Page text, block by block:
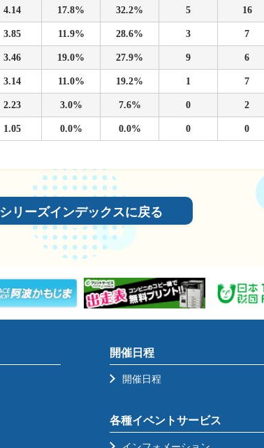
4.14 17.8% 32.2% 5 16
3.85 11.9% 28.6% 3 7
3.46 19.0% 27.9% 9 6
3.14 11.0% 19.2% 1 7
2.23 3.0% 7.6% 0 2
1.05 0.0% 0.0% 0 0
シリーズインデックスに戻る
開催日程
開催日程
各種イベントサービス